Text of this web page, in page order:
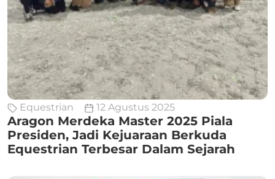
Equestrian 12 Agustus 2025
Aragon Merdeka Master 2025 Piala
Presiden, Jadi Kejuaraan Berkuda
Equestrian Terbesar Dalam Sejarah